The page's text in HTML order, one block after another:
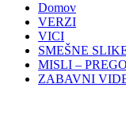
Domov
VERZI
VICI
SMEŠNE
MISLI –
ZABAVNI